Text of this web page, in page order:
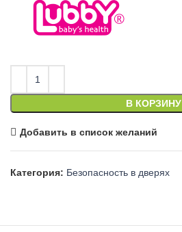
В КОРЗИНУ
Добавить в список желаний
Категория: Безопасность в дверях